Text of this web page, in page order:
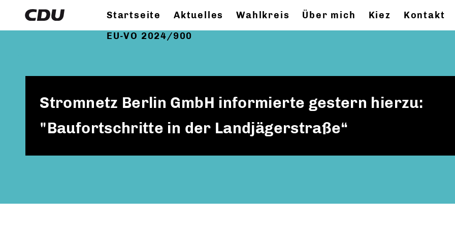
Startseite Aktuelles Wahlkreis Über mich Kiez Kontakt
EU-VO 2024/900
Stromnetz Berlin GmbH informierte gestern hierzu:
"Baufortschritte in der Landjägerstraße“